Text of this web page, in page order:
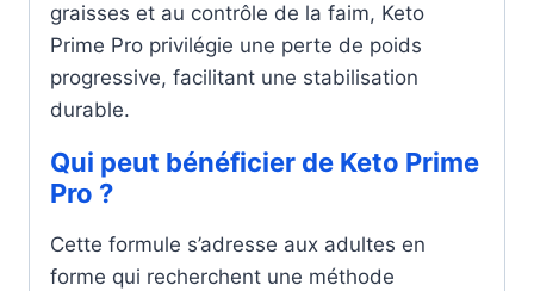
graisses et au contrôle de la faim, Keto
Prime Pro privilégie une perte de poids
progressive, facilitant une stabilisation
durable.
Qui peut bénéficier de Keto Prime
Pro ?
Cette formule s’adresse aux adultes en
forme qui recherchent une méthode